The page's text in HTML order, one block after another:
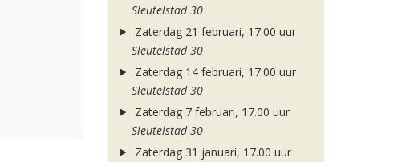
Sleutelstad 30
Zaterdag 21 februari, 17.00 uur
Sleutelstad 30
Zaterdag 14 februari, 17.00 uur
Sleutelstad 30
Zaterdag 7 februari, 17.00 uur
Sleutelstad 30
Zaterdag 31 januari, 17.00 uur